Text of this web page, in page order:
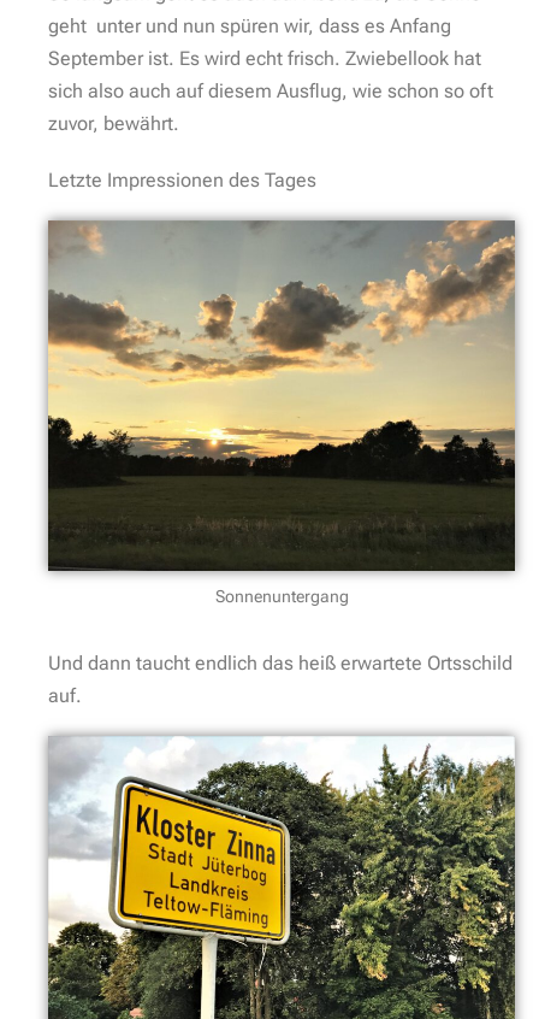
geht unter und nun spüren wir, dass es Anfang
September ist. Es wird echt frisch. Zwiebellook hat
sich also auch auf diesem Ausflug, wie schon so oft
zuvor, bewährt.
Letzte Impressionen des Tages
Sonnenuntergang
Und dann taucht endlich das heiß erwartete Ortsschild
auf.